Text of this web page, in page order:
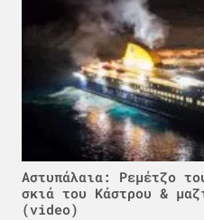
Αστυπάλαια: Ρεμέτζο
σκιά του Κάστρου &
(video)